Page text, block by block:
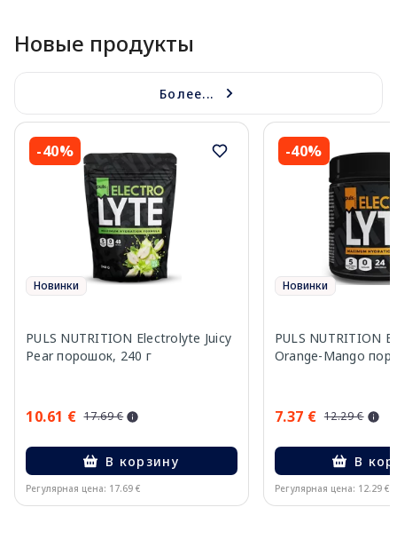
Новые продукты
Более...
-40%
Новинки
PULS NUTRITION Electrolyte Juicy
Pear порошок, 240 г
10.61 € 17.69 €
В корзину
Регулярная цена: 17.69 €
-40%
Новинки
PULS NUTRITION
Orange-Mango
7.37 € 12.29 €
В
Регулярная цена: 12.29 €